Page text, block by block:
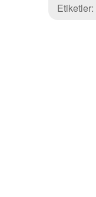
Etiketler: